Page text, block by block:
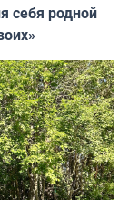
себя родной